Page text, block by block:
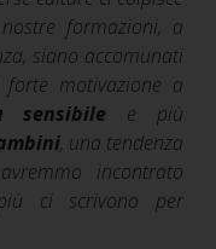
formazioni, a
siano accomunati
motivazione a
sensibile e più
, una tendenza
incontrato
ci scrivono per